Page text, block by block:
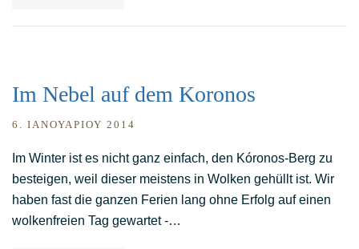
Im Nebel auf dem Koronos
6. ΙΑΝΟΥΑΡΊΟΥ 2014
Im Winter ist es nicht ganz einfach, den Kóronos-Berg zu
besteigen, weil dieser meistens in Wolken gehüllt ist. Wir
haben fast die ganzen Ferien lang ohne Erfolg auf einen
wolkenfreien Tag gewartet -…